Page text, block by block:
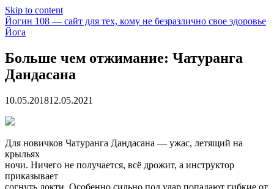
Skip to content
Йогин 108 — сайт для тех, кому не безразлично свое здоровье
Йога
Больше чем отжимание: Чатуранга
Дандасана
10.05.201812.05.2021
Для новичков Чатуранга Дандасана — ужас, летящий на
крыльях
ночи. Ничего не получается, всё дрожит, а инструктор
приказывает
согнуть локти. Особенно сильно под удар попадают гибкие от